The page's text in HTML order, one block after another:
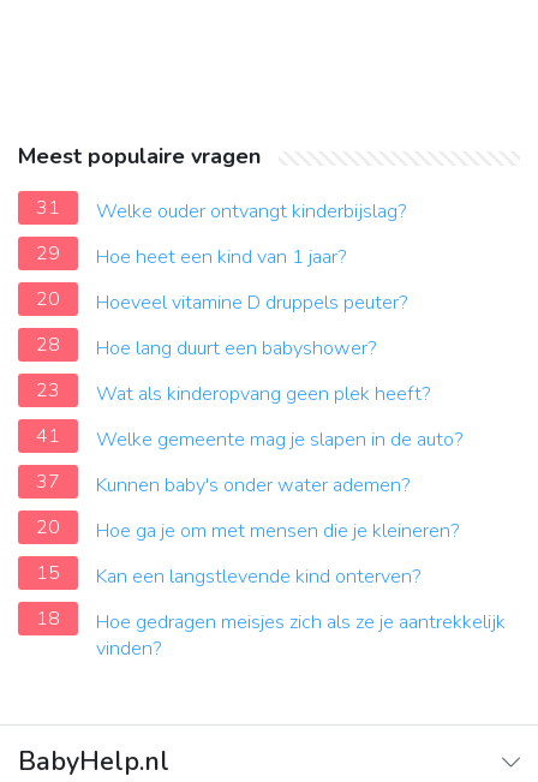
Meest populaire vragen
31
Welke ouder ontvangt kinderbijslag?
29
Hoe heet een kind van 1 jaar?
20
Hoeveel vitamine D druppels peuter?
28
Hoe lang duurt een babyshower?
23
Wat als kinderopvang geen plek heeft?
41
Welke gemeente mag je slapen in de auto?
37
Kunnen baby's onder water ademen?
20
Hoe ga je om met mensen die je kleineren?
15
Kan een langstlevende kind onterven?
18
Hoe gedragen meisjes zich als ze je aantrekkelijk
vinden?
BabyHelp.nl